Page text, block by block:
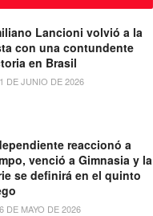
Lancioni volvió a la
con una contundente
en Brasil
DE JUNIO DE 2026
reaccionó a
venció a Gimnasia y la
se definirá en el quinto
DE MAYO DE 2026